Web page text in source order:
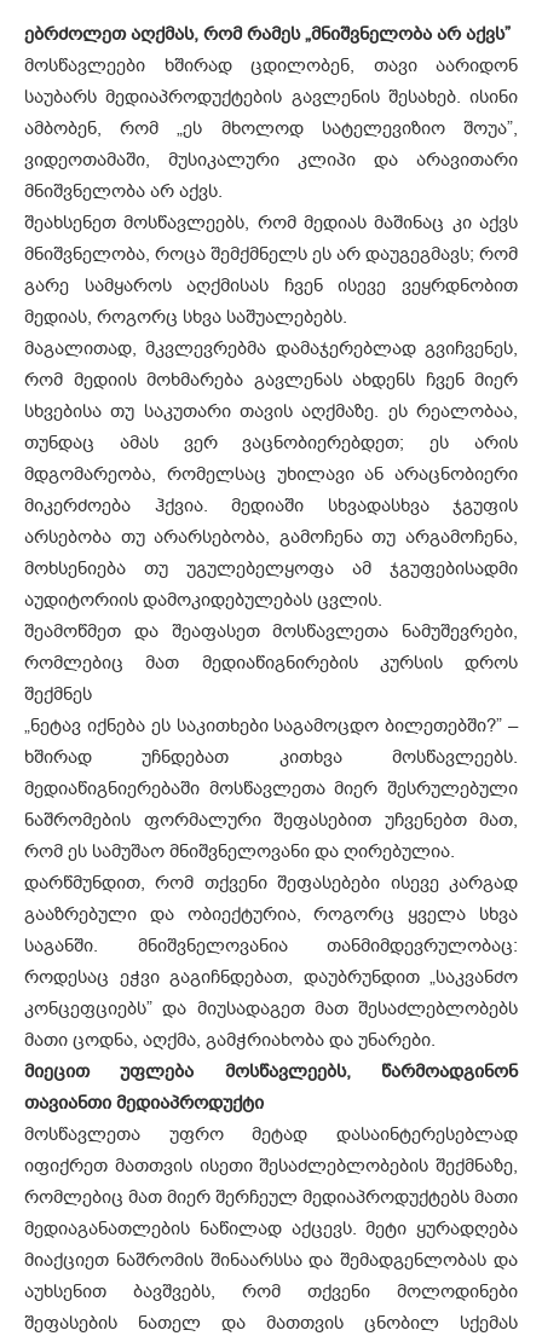
ებრძოლეთ აღქმას, რომ რამეს „მნიშვნელობა არ აქვს”
მოსწავლეები ხშირად ცდილობენ, თავი აარიდონ
საუბარს მედიაპროდუქტების გავლენის შესახებ. ისინი
ამბობენ, რომ „ეს მხოლოდ სატელევიზიო შოუა”,
ვიდეოთამაში, მუსიკალური კლიპი და არავითარი
მნიშვნელობა არ აქვს.
შეახსენეთ მოსწავლეებს, რომ მედიას მაშინაც კი აქვს
მნიშვნელობა, როცა შემქმნელს ეს არ დაუგეგმავს; რომ
გარე სამყაროს აღქმისას ჩვენ ისევე ვეყრდნობით
მედიას, როგორც სხვა საშუალებებს.
მაგალითად, მკვლევრებმა დამაჯერებლად გვიჩვენეს,
რომ მედიის მოხმარება გავლენას ახდენს ჩვენ მიერ
სხვებისა თუ საკუთარი თავის აღქმაზე. ეს რეალობაა,
თუნდაც ამას ვერ ვაცნობიერებდეთ; ეს არის
მდგომარეობა, რომელსაც უხილავი ან არაცნობიერი
მიკერძოება ჰქვია. მედიაში სხვადასხვა ჯგუფის
არსებობა თუ არარსებობა, გამოჩენა თუ არგამოჩენა,
მოხსენიება თუ უგულებელყოფა ამ ჯგუფებისადმი
აუდიტორიის დამოკიდებულებას ცვლის.
შეამოწმეთ და შეაფასეთ მოსწავლეთა ნამუშევრები,
რომლებიც მათ მედიაწიგნირების კურსის დროს
შექმნეს
„ნეტავ იქნება ეს საკითხები საგამოცდო ბილეთებში?” –
ხშირად უჩნდებათ კითხვა მოსწავლეებს.
მედიაწიგნიერებაში მოსწავლეთა მიერ შესრულებული
ნაშრომების ფორმალური შეფასებით უჩვენებთ მათ,
რომ ეს სამუშაო მნიშვნელოვანი და ღირებულია.
დარწმუნდით, რომ თქვენი შეფასებები ისევე კარგად
გააზრებული და ობიექტურია, როგორც ყველა სხვა
საგანში. მნიშვნელოვანია თანმიმდევრულობაც:
როდესაც ეჭვი გაგიჩნდებათ, დაუბრუნდით „საკვანძო
კონცეფციებს” და მიუსადაგეთ მათ შესაძლებლობებს
მათი ცოდნა, აღქმა, გამჭრიახობა და უნარები.
მიეცით უფლება მოსწავლეებს, წარმოადგინონ
თავიანთი მედიაპროდუქტი
მოსწავლეთა უფრო მეტად დასაინტერესებლად
იფიქრეთ მათთვის ისეთი შესაძლებლობების შექმნაზე,
რომლებიც მათ მიერ შერჩეულ მედიაპროდუქტებს მათი
მედიაგანათლების ნაწილად აქცევს. მეტი ყურადღება
მიაქციეთ ნაშრომის შინაარსსა და შემადგენლობას და
აუხსენით ბავშვებს, რომ თქვენი მოლოდინები
შეფასების ნათელ და მათთვის ცნობილ სქემას